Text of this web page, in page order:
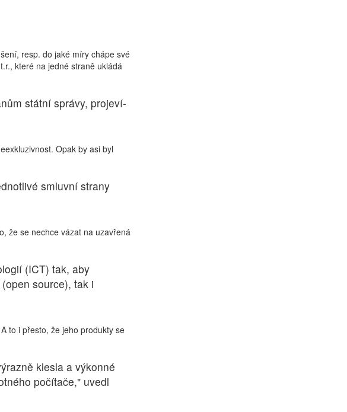
resp. do jaké míry chápe své
které na jedné straně ukládá
státní správy, projeví-
Opak by asi byl
smluvní strany
že se nechce vázat na uzavřená
(ICT) tak, aby
source), tak i
to i přesto, že jeho produkty se
klesla a výkonné
počítače," uvedl